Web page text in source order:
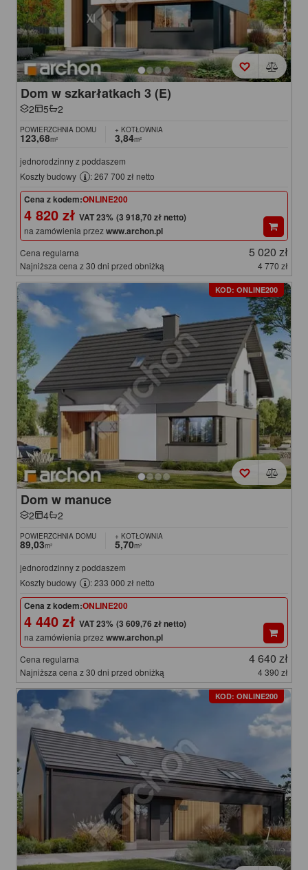
Dom w szkarłatkach 3 (E)
2 5 2
POWIERZCHNIA DOMU
123,68m²
+ KOTŁOWNIA
3,84m²
jednorodzinny z poddaszem
Koszty budowy
: 267 700 zł netto
Cena z kodem:ONLINE200
4 820 zł (3 918,70 zł netto)
na zamówienia przezwww.archon.pl
Cena regularna 5 020 zł
Najniższa cena z 30 dni przed obniżką 4 770 zł
KOD: ONLINE200
Dom w manuce
2 4 2
POWIERZCHNIA DOMU
89,03m²
+ KOTŁOWNIA
5,70m²
jednorodzinny z poddaszem
Koszty budowy
: 233 000 zł netto
Cena z kodem:ONLINE200
4 440 zł (3 609,76 zł netto)
na zamówienia przezwww.archon.pl
Cena regularna 4 640 zł
Najniższa cena z 30 dni przed obniżką 4 390 zł
KOD: ONLINE200